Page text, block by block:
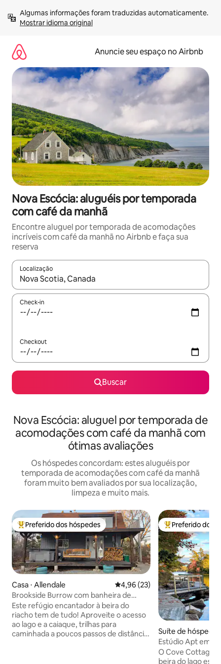
para
Mostrar idioma original
Anuncie seu espaço no Airbnb
Nova Escócia: aluguéis por temporada
com café da manhã
Encontre aluguel por temporada de acomodações
incríveis com café da manhã no Airbnb e faça sua
reserva
Localização
Quando os resultados estiverem disponíveis, explore-os
Check-in
Checkout
Buscar
Nova Escócia: aluguel por temporada de
acomodações com café da manhã com
ótimas avaliações
Os hóspedes concordam: estes aluguéis por
temporada de acomodações com café da manhã
foram muito bem avaliados por sua localização,
limpeza e muito mais.
Entre os melhores preferidos dos hóspedes
Preferido dos hóspedes
Casa ⋅ Allendale 4,96 de uma avaliação média
4,96 (23)
Brookside Burrow com banheira de
hidromassagem e acesso ao lago
Este refúgio encantador à beira do
riacho tem de tudo! Aproveite o acesso
ao lago e a caiaque, trilhas para
caminhada a poucos passos de distância,
Entre os
Preferido dos
Suíte de
ds
Estúdio Apt em
O Cove Cottage
beira do lago